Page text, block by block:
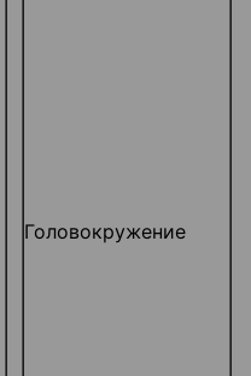
Головокружение